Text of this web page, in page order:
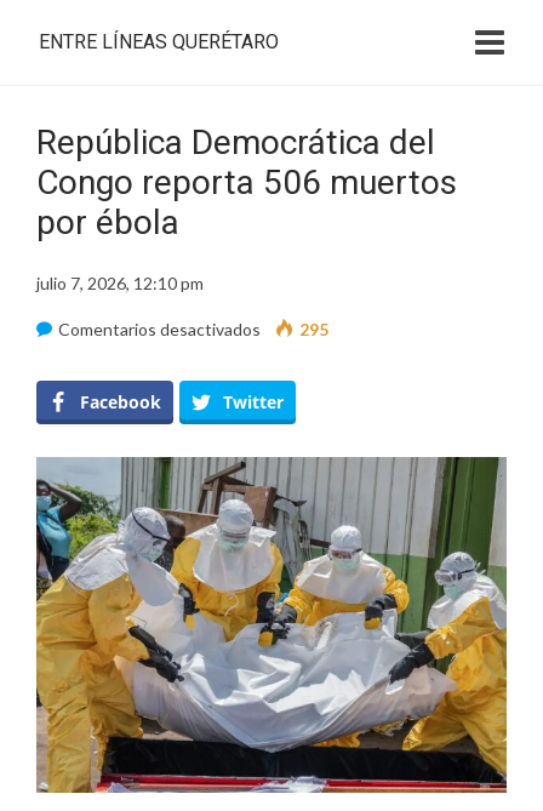
ENTRE LÍNEAS QUERÉTARO
República Democrática del
Congo reporta 506 muertos
por ébola
julio 7, 2026, 12:10 pm
Comentarios desactivados en
Democrática
del
Congo
reporta
506
muertos
por
ébola
295
Facebook Twitter